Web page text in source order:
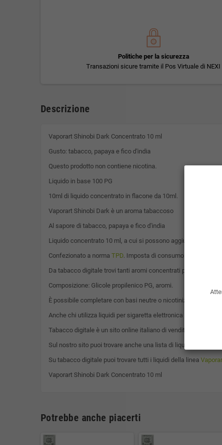
Politiche per la sicurezza
Transazioni sicure tramite il Pos Virtuale di NEXI
Descrizione
Vaporart Shinobi Dark Concentrato 10 ml
Gusto: tabacco, papaya e fico d'india
Questo prodotto non contiene nicotina.
Liquido in base 100 PG
10ml di liquido concentrato in flacone da 10ml.
Vaporart Shinobi Dark è un aroma tabaccoso
Al sapore di tabacco, papaya e fico d'india
Liquido concentrato 10 ml, a cui si possono aggiungere
Confezionato a norma TPD . Imposta di consumo già
Da tabacco digitale trovi tanti aromi concentrati per sigaretta
Composizione: Glicole propilenico PG, aromi.
È possibile completare con basi neutre o nicotinizzate da
Anche chi utilizza liquidi per sigaretta elettronica 70/30, per
Tabacco digitale è un sito online italiano di vendita di
Sul nostro sito puoi trovare anche una lista di liquidi pronti
Su tabacco digitale puoi trovare tutti i liquidi della linea
Vaporart Shinobi Dark Concentrato 10 ml
Potrebbe anche piacerti